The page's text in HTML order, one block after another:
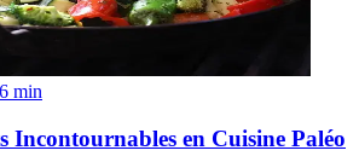
6 min
Incontournables en Cuisine Paléo